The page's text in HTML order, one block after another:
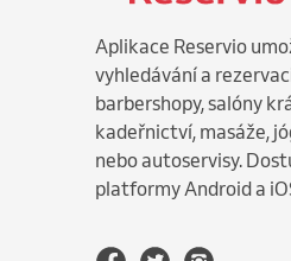
Aplikace Reservio
vyhledávání a
barbershopy, salóny
kadeřnictví, masáže,
nebo autoservisy.
platformy Android a